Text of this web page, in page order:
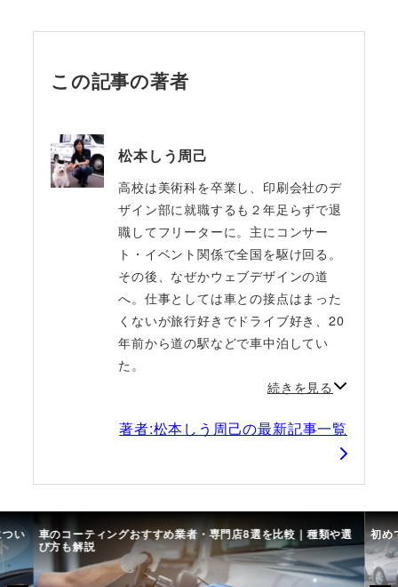
この記事の著者
松本しう周己
高校は美術科を卒業し、印刷会社のデ
ザイン部に就職するも２年足らずで退
職してフリーターに。主にコンサー
ト・イベント関係で全国を駆け回る。
その後、なぜかウェブデザインの道
へ。仕事としては車との接点はまった
くないが旅行好きでドライブ好き、20
年前から道の駅などで車中泊してい
た。
続きを見る
著者:松本しう周己の最新記事一覧
い 車のコーティングおすすめ業者・専門店8選を比較｜種類や選
び方も解説
初め